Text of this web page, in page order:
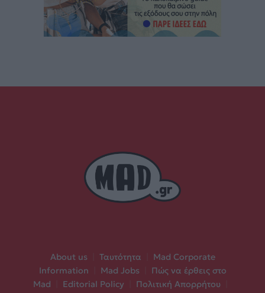
About us Ταυτότητα
Mad Corporate
Information
Mad Jobs
Πώς να έρθεις στο
Mad
Editorial Policy Πολιτική Απορρήτου